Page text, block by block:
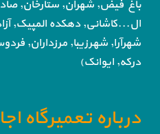
باغ فیض, شهران, ستارخان,
ال...کاشانی, دهکده المپیک,
شهرآرا, شهرزیبا, مرزداران,
درکه, ایوانک)
درباره تعمیرگاه